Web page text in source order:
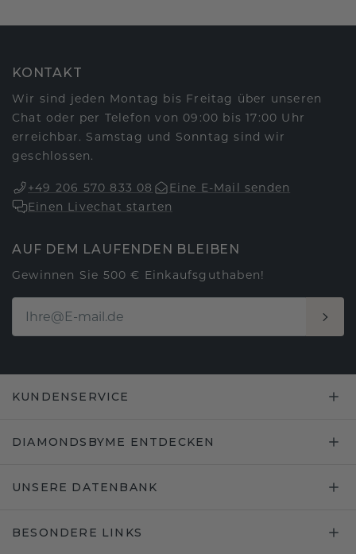
KONTAKT
Wir sind jeden Montag bis Freitag über unseren
Chat oder per Telefon von 09:00 bis 17:00 Uhr
erreichbar. Samstag und Sonntag sind wir
geschlossen.
+49 206 570 833 08
Eine E-Mail senden
Einen Livechat starten
AUF DEM LAUFENDEN BLEIBEN
Gewinnen Sie 500 € Einkaufsguthaben!
KUNDENSERVICE
DIAMONDSBYME ENTDECKEN
UNSERE DATENBANK
BESONDERE LINKS